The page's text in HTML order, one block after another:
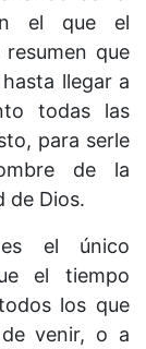
el que el
que
llegar a
todas las
para serle
de la
de Dios.
el único
el tiempo
los que
venir, o a